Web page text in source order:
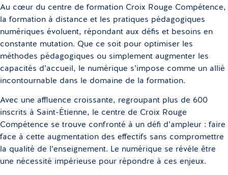
Au cœur du centre de formation Croix Rouge Compétence,
la formation à distance et les pratiques pédagogiques
numériques évoluent, répondant aux défis et besoins en
constante mutation. Que ce soit pour optimiser les
méthodes pédagogiques ou simplement augmenter les
capacités d’accueil, le numérique s’impose comme un allié
incontournable dans le domaine de la formation.
Avec une affluence croissante, regroupant plus de 600
inscrits à Saint-Étienne, le centre de Croix Rouge
Compétence se trouve confronté à un défi d’ampleur : faire
face à cette augmentation des effectifs sans compromettre
la qualité de l’enseignement. Le numérique se révèle être
une nécessité impérieuse pour répondre à ces enjeux.